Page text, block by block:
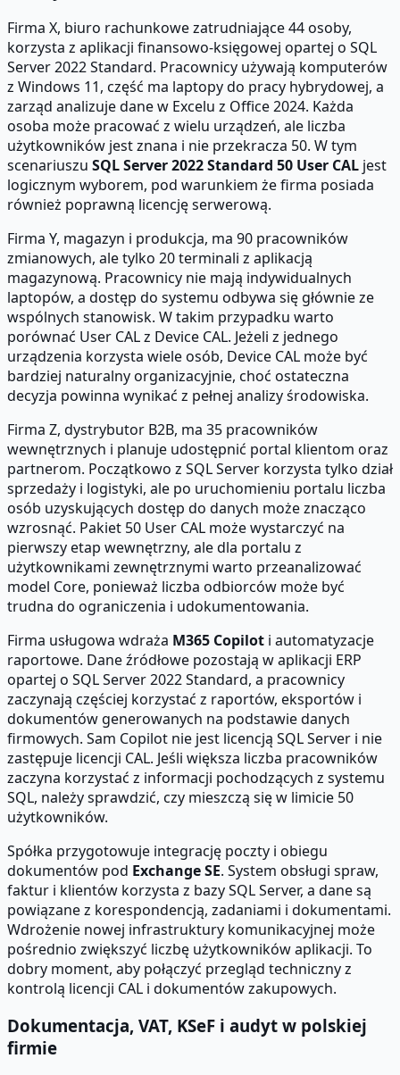
Firma X, biuro rachunkowe zatrudniające 44 osoby,
korzysta z aplikacji finansowo-księgowej opartej o SQL
Server 2022 Standard. Pracownicy używają komputerów
z Windows 11, część ma laptopy do pracy hybrydowej, a
zarząd analizuje dane w Excelu z Office 2024. Każda
osoba może pracować z wielu urządzeń, ale liczba
użytkowników jest znana i nie przekracza 50. W tym
scenariuszu SQL Server 2022 Standard 50 User CAL jest
logicznym wyborem, pod warunkiem że firma posiada
również poprawną licencję serwerową.
Firma Y, magazyn i produkcja, ma 90 pracowników
zmianowych, ale tylko 20 terminali z aplikacją
magazynową. Pracownicy nie mają indywidualnych
laptopów, a dostęp do systemu odbywa się głównie ze
wspólnych stanowisk. W takim przypadku warto
porównać User CAL z Device CAL. Jeżeli z jednego
urządzenia korzysta wiele osób, Device CAL może być
bardziej naturalny organizacyjnie, choć ostateczna
decyzja powinna wynikać z pełnej analizy środowiska.
Firma Z, dystrybutor B2B, ma 35 pracowników
wewnętrznych i planuje udostępnić portal klientom oraz
partnerom. Początkowo z SQL Server korzysta tylko dział
sprzedaży i logistyki, ale po uruchomieniu portalu liczba
osób uzyskujących dostęp do danych może znacząco
wzrosnąć. Pakiet 50 User CAL może wystarczyć na
pierwszy etap wewnętrzny, ale dla portalu z
użytkownikami zewnętrznymi warto przeanalizować
model Core, ponieważ liczba odbiorców może być
trudna do ograniczenia i udokumentowania.
Firma usługowa wdraża M365 Copilot i automatyzacje
raportowe. Dane źródłowe pozostają w aplikacji ERP
opartej o SQL Server 2022 Standard, a pracownicy
zaczynają częściej korzystać z raportów, eksportów i
dokumentów generowanych na podstawie danych
firmowych. Sam Copilot nie jest licencją SQL Server i nie
zastępuje licencji CAL. Jeśli większa liczba pracowników
zaczyna korzystać z informacji pochodzących z systemu
SQL, należy sprawdzić, czy mieszczą się w limicie 50
użytkowników.
Spółka przygotowuje integrację poczty i obiegu
dokumentów pod Exchange SE. System obsługi spraw,
faktur i klientów korzysta z bazy SQL Server, a dane są
powiązane z korespondencją, zadaniami i dokumentami.
Wdrożenie nowej infrastruktury komunikacyjnej może
pośrednio zwiększyć liczbę użytkowników aplikacji. To
dobry moment, aby połączyć przegląd techniczny z
kontrolą licencji CAL i dokumentów zakupowych.
Dokumentacja, VAT, KSeF i audyt w polskiej
firmie